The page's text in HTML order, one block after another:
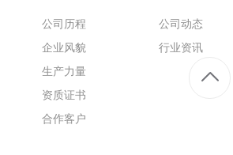
公司历程
企业风貌
生产力量
资质证书
合作客户
公司动态
行业资讯